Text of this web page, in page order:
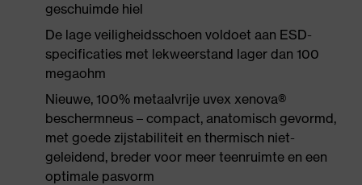
geschuimde hiel
De lage veiligheidsschoen voldoet aan ESD-
specificaties met lekweerstand lager dan 100
megaohm
Nieuwe, 100% metaalvrije uvex xenova®
beschermneus – compact, anatomisch gevormd,
met goede zijstabiliteit en thermisch niet-
geleidend, breder voor meer teenruimte en een
optimale pasvorm